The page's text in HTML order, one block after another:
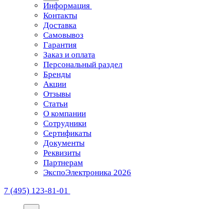
Информация
Контакты
Доставка
Самовывоз
Гарантия
Заказ и оплата
Персональный раздел
Бренды
Акции
Отзывы
Статьи
О компании
Сотрудники
Сертификаты
Документы
Реквизиты
Партнерам
ЭкспоЭлектроника 2026
7 (495) 123-81-01